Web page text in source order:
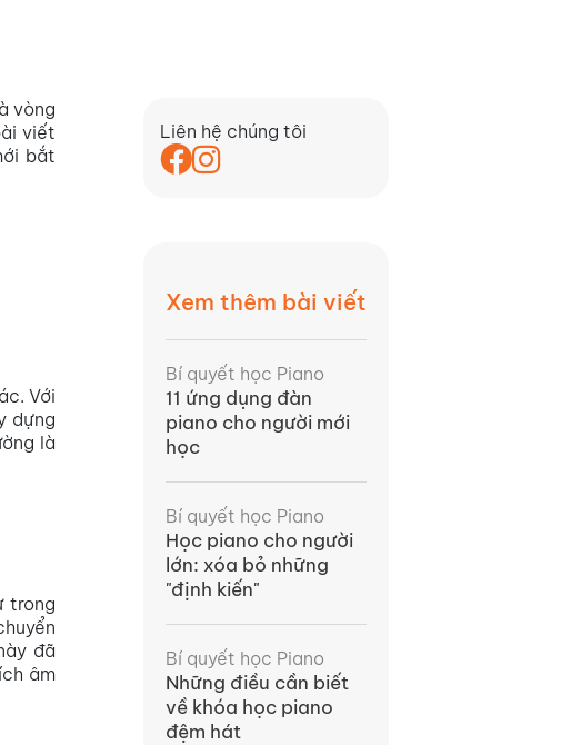
vòng
viết
bắt
Với
dựng
là
trong
đã
âm
Liên hệ chúng tôi
Xem thêm bài viết
Bí quyết học Piano
11 ứng dụng đàn
piano cho người mới
học
Bí quyết học Piano
Học piano cho người
lớn: xóa bỏ những
"định kiến"
Bí quyết học Piano
Những điều cần biết
về khóa học piano
đệm hát